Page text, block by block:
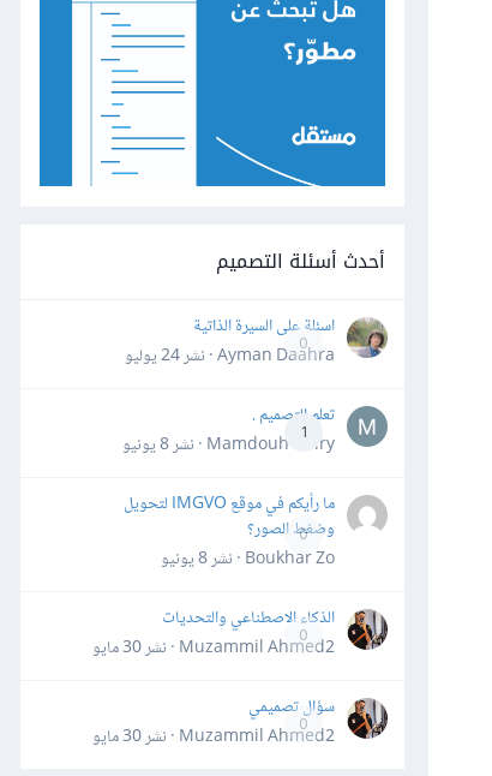
أحدث أسئلة التصميم
0
اسئلة على السيرة الذاتية
Ayman Daahra · نشر
24 يوليو
1
تعلم التصميم .
Mamdouh Khiry · نشر
8 يونيو
0
ما رأيكم في موقع IMGVO لتحويل
وضغط الصور؟
Boukhar Zo · نشر
8 يونيو
0
الذكاء الاصطناعي والتحديات
Muzammil Ahmed2 · نشر
30 مايو
0
سؤال تصميمي
Muzammil Ahmed2 · نشر
30 مايو